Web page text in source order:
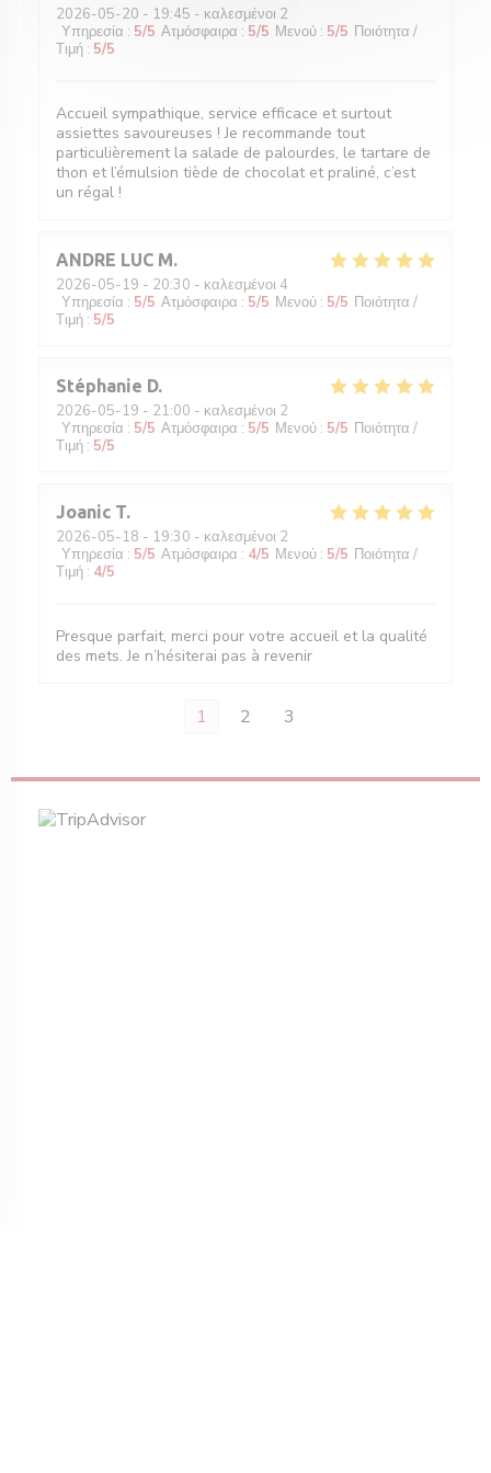
2026-05-20 - 19:45 - καλεσμένοι 2
Υπηρεσία : 5/5 Ατμόσφαιρα : 5/5 Μενού : 5/5 Ποιότητα /
Τιμή : 5/5
Accueil sympathique, service efficace et surtout
assiettes savoureuses ! Je recommande tout
particulièrement la salade de palourdes, le tartare de
thon et l’émulsion tiède de chocolat et praliné, c’est
un régal !
ANDRE LUC M
2026-05-19 - 20:30 - καλεσμένοι 4
Υπηρεσία : 5/5 Ατμόσφαιρα : 5/5 Μενού : 5/5 Ποιότητα /
Τιμή : 5/5
Stéphanie D
2026-05-19 - 21:00 - καλεσμένοι 2
Υπηρεσία : 5/5 Ατμόσφαιρα : 5/5 Μενού : 5/5 Ποιότητα /
Τιμή : 5/5
Joanic T
2026-05-18 - 19:30 - καλεσμένοι 2
Υπηρεσία : 5/5 Ατμόσφαιρα : 4/5 Μενού : 5/5 Ποιότητα /
Τιμή : 4/5
Presque parfait, merci pour votre accueil et la qualité
des mets. Je n’hésiterai pas à revenir
1 2 3